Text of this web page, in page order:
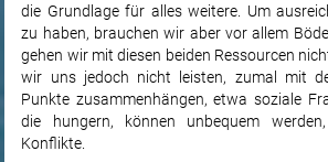
die Grundlage für alles weitere. Um
zu haben, brauchen wir aber vor allem
gehen wir mit diesen beiden Ressourcen
wir uns jedoch nicht leisten, zumal mit
Punkte zusammenhängen, etwa soziale
die hungern, können unbequem
Konflikte.